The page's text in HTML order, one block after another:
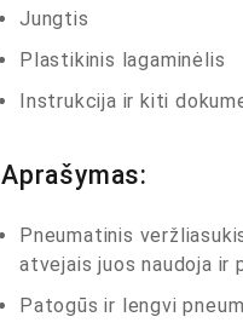
Jungtis
Plastikinis lagaminėlis
Instrukcija ir kiti
Aprašymas:
Pneumatinis
atvejais juos naudoja ir
Patogūs ir lengvi